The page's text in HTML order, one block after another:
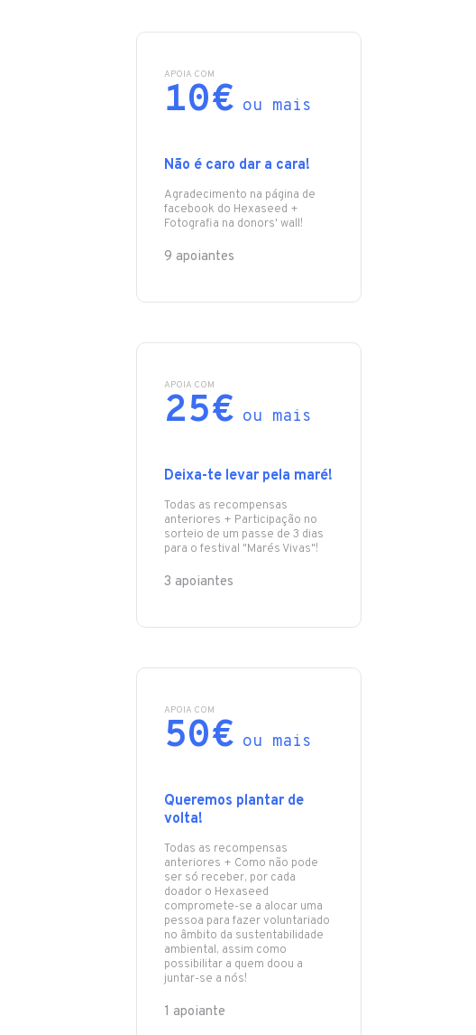
APOIA COM
10€ ou mais
Não é caro dar a cara!
Agradecimento na página de
facebook do Hexaseed +
Fotografia na donors' wall!
9 apoiantes
APOIA COM
25€ ou mais
Deixa-te levar pela maré!
Todas as recompensas
anteriores + Participação no
sorteio de um passe de 3 dias
para o festival "Marés Vivas"!
3 apoiantes
APOIA COM
50€ ou mais
Queremos plantar de
volta!
Todas as recompensas
anteriores + Como não pode
ser só receber, por cada
doador o Hexaseed
compromete-se a alocar uma
pessoa para fazer voluntariado
no âmbito da sustentabilidade
ambiental, assim como
possibilitar a quem doou a
juntar-se a nós!
1 apoiante